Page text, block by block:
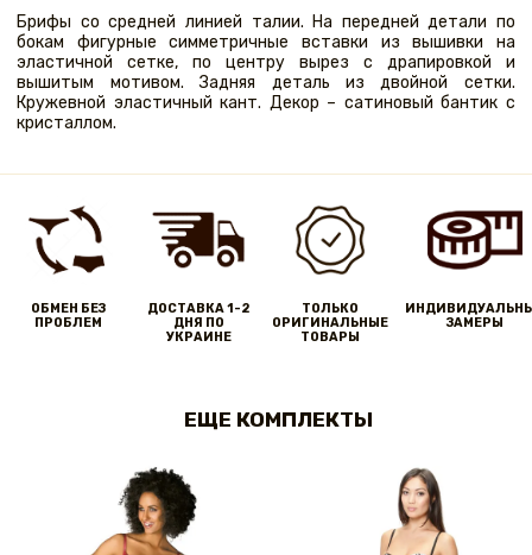
Брифы со средней линией талии. На передней детали по
бокам фигурные симметричные вставки из вышивки на
эластичной сетке, по центру вырез с драпировкой и
вышитым мотивом. Задняя деталь из двойной сетки.
Кружевной эластичный кант. Декор – сатиновый бантик с
кристаллом.
ОБМЕН БЕЗ
ПРОБЛЕМ
ДОСТАВКА 1-2
ДНЯ ПО
УКРАИНЕ
ТОЛЬКО
ОРИГИНАЛЬНЫЕ
ТОВАРЫ
ЗАМЕРЫ
ЕЩЕ КОМПЛЕКТЫ